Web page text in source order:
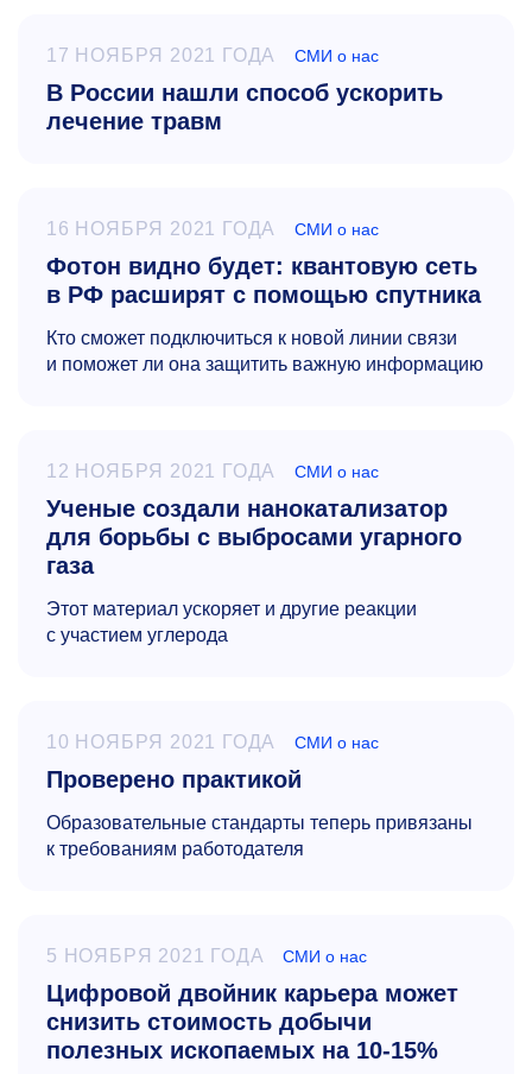
17 НОЯБРЯ 2021 ГОДА СМИ о нас
В России нашли способ ускорить
лечение травм
16 НОЯБРЯ 2021 ГОДА СМИ о нас
Фотон видно будет: квантовую сеть
в РФ расширят с помощью спутника
Кто сможет подключиться к новой линии связи
и поможет ли она защитить важную информацию
12 НОЯБРЯ 2021 ГОДА СМИ о нас
Ученые создали нанокатализатор
для борьбы с выбросами угарного
газа
Этот материал ускоряет и другие реакции
с участием углерода
10 НОЯБРЯ 2021 ГОДА СМИ о нас
Проверено практикой
Образовательные стандарты теперь привязаны
к требованиям работодателя
5 НОЯБРЯ 2021 ГОДА СМИ о нас
Цифровой двойник карьера может
снизить стоимость добычи
полезных ископаемых на 10-15%